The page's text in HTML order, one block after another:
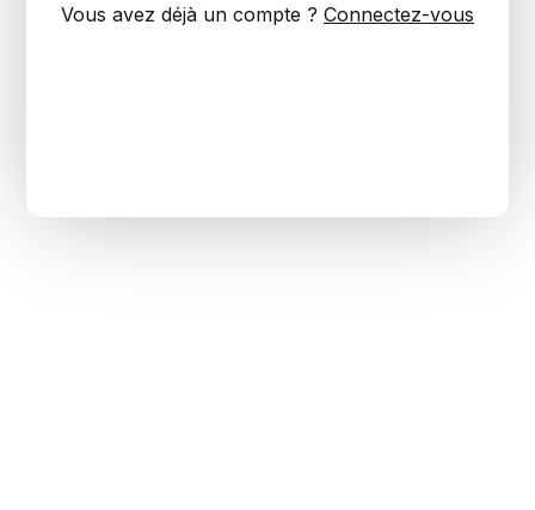
Vous avez déjà un compte ? Connectez-vous